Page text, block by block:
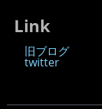
Link
旧ブログ
twitter